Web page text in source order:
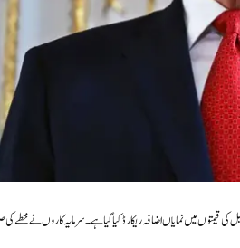
کی قیمتوں میں نمایاں اضافہ ریکارڈ کیا گیا ہے۔ سرمایہ کاروں نے خطے